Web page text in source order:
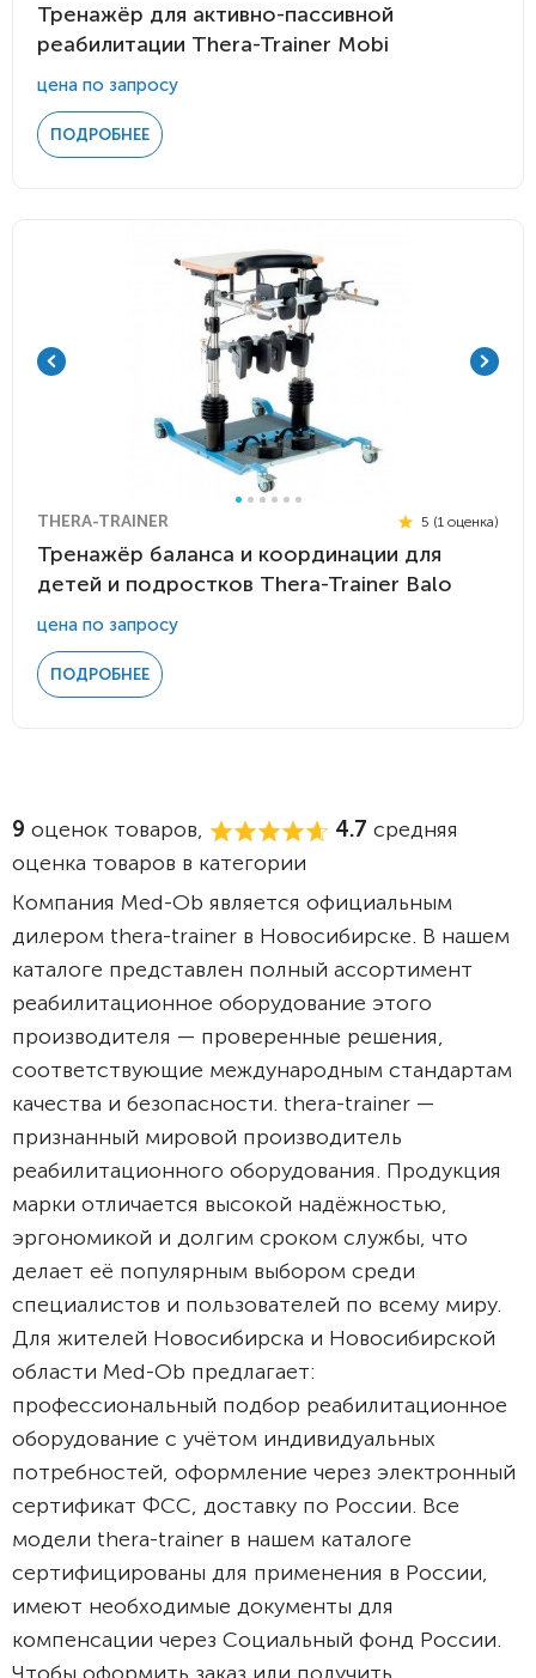
Тренажёр для активно-пассивной
реабилитации Thera-Trainer Mobi
цена по запросу
ПОДРОБНЕЕ
THERA-TRAINER 5 (1 оценка)
Тренажёр баланса и координации для
детей и подростков Thera-Trainer Balo
цена по запросу
ПОДРОБНЕЕ
9 оценок товаров, 4.7 средняя
оценка товаров в категории
Компания Med-Ob является официальным
дилером thera-trainer в Новосибирске. В нашем
каталоге представлен полный ассортимент
реабилитационное оборудование этого
производителя — проверенные решения,
соответствующие международным стандартам
качества и безопасности. thera-trainer —
признанный мировой производитель
реабилитационного оборудования. Продукция
марки отличается высокой надёжностью,
эргономикой и долгим сроком службы, что
делает её популярным выбором среди
специалистов и пользователей по всему миру.
Для жителей Новосибирска и Новосибирской
области Med-Ob предлагает:
профессиональный подбор реабилитационное
оборудование с учётом индивидуальных
потребностей, оформление через электронный
сертификат ФСС, доставку по России. Все
модели thera-trainer в нашем каталоге
сертифицированы для применения в России,
имеют необходимые документы для
компенсации через Социальный фонд России.